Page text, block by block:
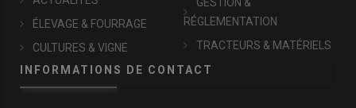
ÉLEVAGE & FOURRAGE
CULTURES & VIGNE
RÉGLEMENTATION
TRACTEURS & MATÉRIELS
INFORMATIONS DE CONTACT